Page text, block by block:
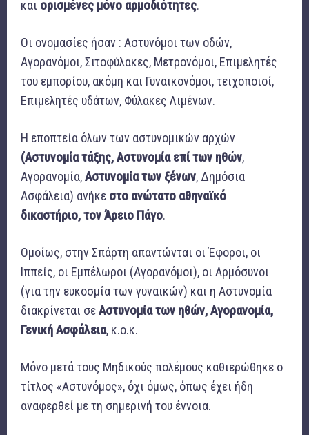
και ορισμένες μόνο αρμοδιότητες.
Οι ονομασίες ήσαν : Αστυνόμοι των οδών,
Αγορανόμοι, Σιτοφύλακες, Μετρονόμοι, Επιμελητές
του εμπορίου, ακόμη και Γυναικονόμοι, τειχοποιοί,
Επιμελητές υδάτων, Φύλακες Λιμένων.
Η εποπτεία όλων των αστυνομικών αρχών
(Αστυνομία τάξης, Αστυνομία επί των ηθών,
Αγορανομία,Αστυνομία των ξένων, Δημόσια
Ασφάλεια) ανήκε στο ανώτατο αθηναϊκό
δικαστήριο, τον Άρειο Πάγο.
Ομοίως, στην Σπάρτη απαντώνται οι Έφοροι, οι
Ιππείς, οι Εμπέλωροι (Αγορανόμοι), οι Αρμόσυνοι
(για την ευκοσμία των γυναικών) και η Αστυνομία
διακρίνεται σεΑστυνομία των ηθών, Αγορανομία,
Γενική Ασφάλεια, κ.ο.κ.
Μόνο μετά τους Μηδικούς πολέμους καθιερώθηκε ο
τίτλος «Αστυνόμος», όχι όμως, όπως έχει ήδη
αναφερθεί με τη σημερινή του έννοια.